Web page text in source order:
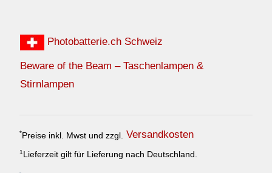
Photobatterie.ch Schweiz
Beware of the Beam – Taschenlampen &
Stirnlampen
*Preise inkl. Mwst und zzgl. Versandkosten
1 Lieferzeit gilt für Lieferung nach Deutschland.